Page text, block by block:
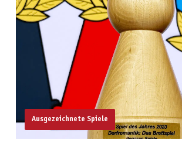
Ausgezeichnete Spiele